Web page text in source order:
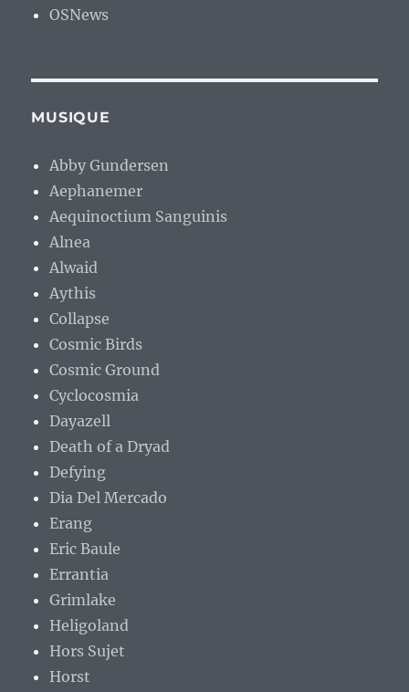
OSNews
MUSIQUE
Abby Gundersen
Aephanemer
Aequinoctium Sanguinis
Alnea
Alwaid
Aythis
Collapse
Cosmic Birds
Cosmic Ground
Cyclocosmia
Dayazell
Death of a Dryad
Defying
Dia Del Mercado
Erang
Eric Baule
Errantia
Grimlake
Heligoland
Hors Sujet
Horst